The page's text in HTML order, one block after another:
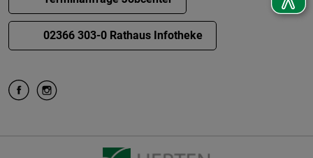
02366 303-0 Rathaus Infotheke